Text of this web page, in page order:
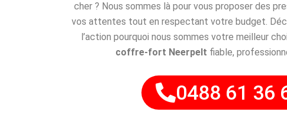
cher ? Nous sommes là pour vous proposer des
vos attentes tout en respectant votre budget.
l’action pourquoi nous sommes votre meilleur
coffre-fort Neerpelt fiable,
0488 61 36